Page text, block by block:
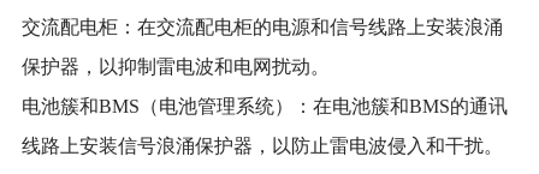
交流配电柜：在交流配电柜的电源和信号线路上安装浪涌
保护器，以抑制雷电波和电网扰动。
电池簇和BMS（电池管理系统）：在电池簇和BMS的通讯
线路上安装信号浪涌保护器，以防止雷电波侵入和干扰。